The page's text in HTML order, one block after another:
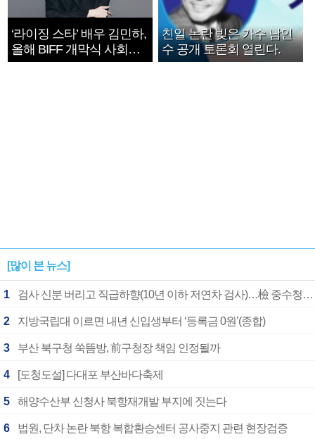
‘라이징 스타’ 배우 김민하,
올해 BIFF 개막식 사회자
확정
친일 논란 빚은 가수 남인
수 공개 토론회 열린다.
[많이 본 뉴스]
1 검사 신분 버리고 직급하향(10년 이하 저연차 검사)…檢 중수청행 기피
2 지방국립대 이르면 내년 신입생부터 ‘등록금 0원’(종합)
3 부산 북구청 쑥뜸방, 前구청장 책임 인정될까
4 [도청도설] 다대포 부산바다축제
5 해양수산부 신청사 북항재개발 부지에 짓는다
6 법원, 단차 논란 북항 복합환승센터 공사중지 관련 현장검증